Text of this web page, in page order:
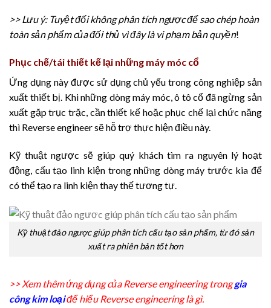
>> Lưu ý: Tuyệt đối không phân tích ngược để sao chép hoàn
toàn sản phẩm của đối thủ vì đây là vi phạm bản quyền!
Phục chế/tái thiết kế lại những máy móc cổ
Ứng dụng này được sử dụng chủ yếu trong công nghiệp sản
xuất thiết bị. Khi những dòng máy móc, ô tô cổ đã ngừng sản
xuất gặp trục trặc, cần thiết kế hoặc phục chế lại chức năng
thì Reverse engineer sẽ hỗ trợ thực hiện điều này.
Kỹ thuật ngược sẽ giúp quý khách tìm ra nguyên lý hoạt
động, cấu tạo linh kiện trong những dòng máy trước kia để
có thể tạo ra linh kiện thay thế tương tự.
Kỹ thuật đảo ngược giúp phân tích cấu tạo sản phẩm, từ đó sản
xuất ra phiên bản tốt hơn
>> Xem thêm ứng dụng của Reverse engineering tronggia
công kim loạiđể hiểu Reverse engineering là gì.